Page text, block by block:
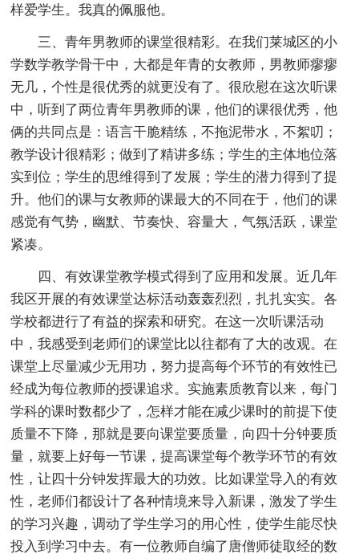
样爱学生。我真的佩服他。
三、青年男教师的课堂很精彩。在我们莱城区的小
学数学教学骨干中，大都是年青的女教师，男教师瘳瘳
无几，个性是很优秀的就更没有了。很欣慰在这次听课
中，听到了两位青年男教师的课，他们的课很优秀，他
俩的共同点是：语言干脆精练，不拖泥带水，不絮叨；
教学设计很精彩；做到了精讲多练；学生的主体地位落
实到位；学生的思维得到了发展；学生的潜力得到了提
升。他们的课与女教师的课最大的不同在于，他们的课
感觉有气势，幽默、节奏快、容量大，气氛活跃，课堂
紧凑。
四、有效课堂教学模式得到了应用和发展。近几年
我区开展的有效课堂达标活动轰轰烈烈，扎扎实实。各
学校都进行了有益的探索和研究。在这一次听课活动
中，我感受到老师们的课堂比以往都有了大的改观。在
课堂上尽量减少无用功，努力提高每个环节的有效性已
经成为每位教师的授课追求。实施素质教育以来，每门
学科的课时数都少了，怎样才能在减少课时的前提下使
质量不下降，那就是要向课堂要质量，向四十分钟要质
量，就要上好每一节课，提高课堂每个教学环节的有效
性，让四十分钟发挥最大的功效。比如课堂导入的有效
性，老师们都设计了各种情境来导入新课，激发了学生
的学习兴趣，调动了学生学习的用心性，使学生能尽快
投入到学习中去。有一位教师自编了唐僧师徒取经的数